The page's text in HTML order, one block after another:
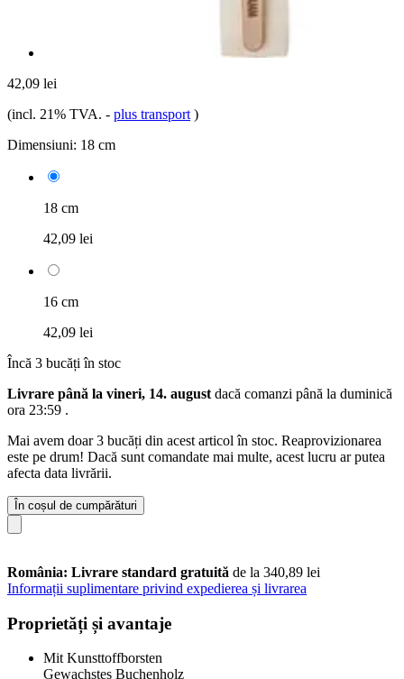
42,09 lei
(incl. 21% TVA. - plus transport )
Dimensiuni: 18 cm
18 cm
42,09 lei
16 cm
42,09 lei
Încă 3 bucăți în stoc
Livrare până la vineri, 14. august dacă comanzi până la duminică
ora 23:59 .
Mai avem doar 3 bucăți din acest articol în stoc. Reaprovizionarea
este pe drum! Dacă sunt comandate mai multe, acest lucru ar putea
afecta data livrării.
În coșul de cumpărături
România: Livrare standard gratuită de la 340,89 lei
Informații suplimentare privind expedierea și livrarea
Proprietăți și avantaje
Mit Kunsttoffborsten
Gewachstes Buchenholz